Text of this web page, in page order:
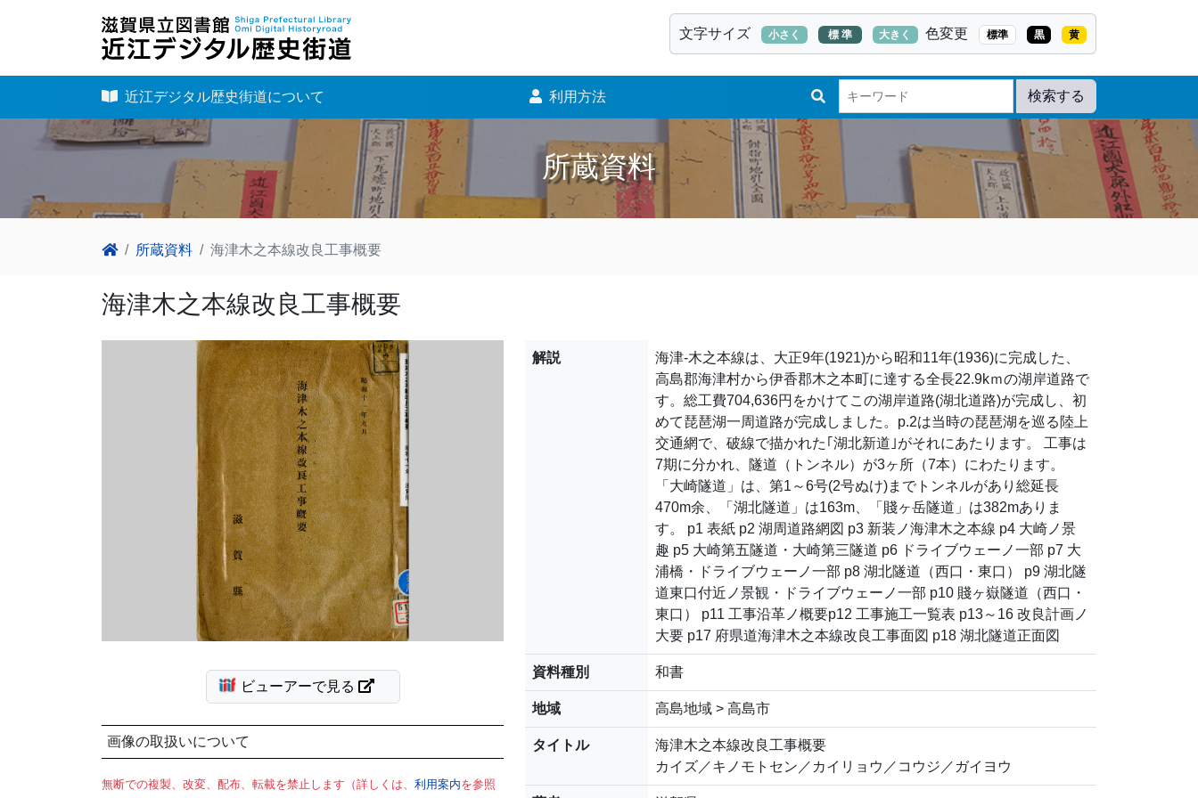
文字サイズ 小さく 標 準 大きく 色変更 標準 黒 黄
近江デジタル歴史街道について 利用方法 検索する
所蔵資料
所蔵資料 海津木之本線改良工事概要
海津木之本線改良工事概要
ビューアーで見る
画像の取扱いについて
無断での複製、改変、配布、転載を禁止します（詳しくは、 利用案内を参照
解説
海津-木之本線は、大正9年(1921)から昭和11年(1936)に完成した、
高島郡海津村から伊香郡木之本町に達する全長22.9kｍの湖岸道路で
す。総工費704,636円をかけてこの湖岸道路(湖北道路)が完成し、初
めて琵琶湖一周道路が完成しました。p.2は当時の琵琶湖を巡る陸上
交通網で、破線で描かれた｢湖北新道｣がそれにあたります。 工事は
7期に分かれ、隧道（トンネル）が3ヶ所（7本）にわたります。
「大崎隧道」は、第1～6号(2号ぬけ)までトンネルがあり総延長
470m余、「湖北隧道」は163m、「賤ヶ岳隧道」は382mありま
す。 p1 表紙 p2 湖周道路網図 p3 新装ノ海津木之本線 p4 大崎ノ景
趣 p5 大崎第五隧道・大崎第三隧道 p6 ドライブウェーノ一部 p7 大
浦橋・ドライブウェーノ一部 p8 湖北隧道（西口・東口） p9 湖北隧
道東口付近ノ景観・ドライブウェーノ一部 p10 賤ヶ嶽隧道（西口・
東口） p11 工事沿革ノ概要p12 工事施工一覧表 p13～16 改良計画ノ
大要 p17 府県道海津木之本線改良工事面図 p18 湖北隧道正面図
資料種別 和書
地域 高島地域 > 高島市
タイトル
海津木之本線改良工事概要
カイズ／キノモトセン／カイリョウ／コウジ／ガイヨウ